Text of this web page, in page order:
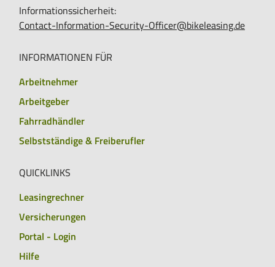
Informationssicherheit:
Contact-Information-Security-Officer@bikeleasing.de
INFORMATIONEN FÜR
Arbeitnehmer
Arbeitgeber
Fahrradhändler
Selbstständige & Freiberufler
QUICKLINKS
Leasingrechner
Versicherungen
Portal - Login
Hilfe